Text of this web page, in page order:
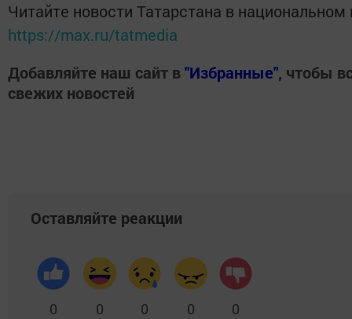
Читайте новости Татарстана в
https://max.ru/tatmedia
Добавляйте наш сайт в"Избранные", чтобы
свежих новостей
Оставляйте реакции
0 0 0 0 0